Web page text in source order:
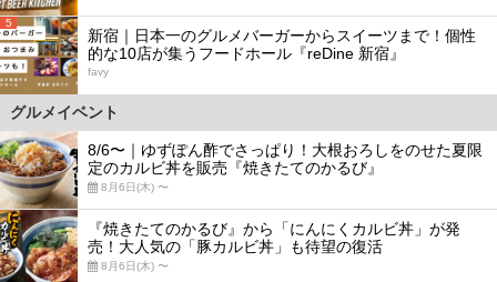
5
新宿｜日本一のグルメバーガーからスイーツまで！個性
的な10店が集うフードホール『reDine 新宿』
favy
グルメイベント
8/6〜｜ゆずぽん酢でさっぱり！大根おろしをのせた夏限
定のカルビ丼を販売『焼きたてのかるび』
8月6日(木) 〜
『焼きたてのかるび』から「にんにくカルビ丼」が発
売！大人気の「豚カルビ丼」も待望の復活
8月6日(木) 〜